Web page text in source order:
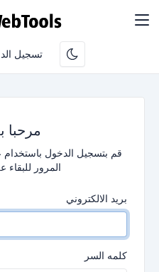
تسجيل
مرحبا
قم بتسجيل الدخول باستخدام
المرور للبقاء
بريد الالكتروني
كلمه السر